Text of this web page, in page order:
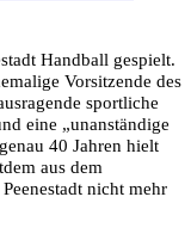
Handball gespielt.
Vorsitzende des
sportliche
eine „unanständige
40 Jahren hielt
aus dem
nicht mehr